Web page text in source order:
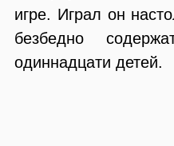
игре. Играл он
безбедно
одиннадцати детей.